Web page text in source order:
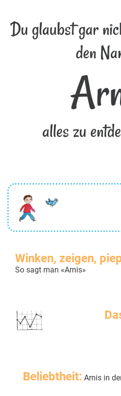
Du glaubst gar
den
alles zu
Winken, zeigen,
So sagt man «Arnis»
Beliebtheit: Arnis in